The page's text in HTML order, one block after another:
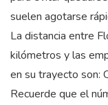
suelen agotarse
La distancia entre
kilómetros y las
en su trayecto son:
Recuerde que el